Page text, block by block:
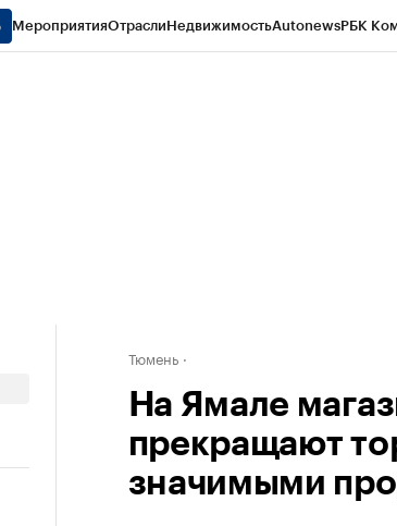
МероприятияОтраслиНедвижимостьAutonewsРБК
Тюмень
На Ямале
прекращают
значимыми